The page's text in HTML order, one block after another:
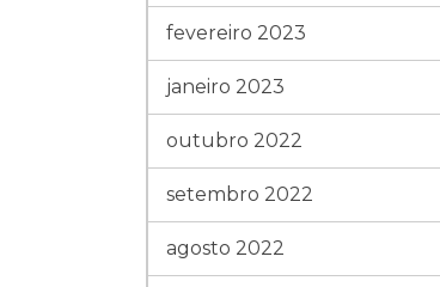
fevereiro 2023
janeiro 2023
outubro 2022
setembro 2022
agosto 2022